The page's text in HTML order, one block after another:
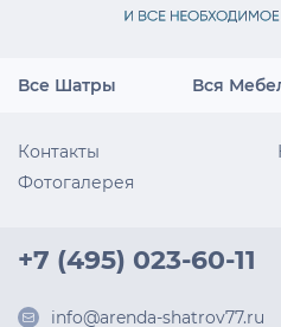
Все Шатры Вся
Контакты
Фотогалерея
+7 (495) 023-60-11
info@arenda-shatrov77.ru